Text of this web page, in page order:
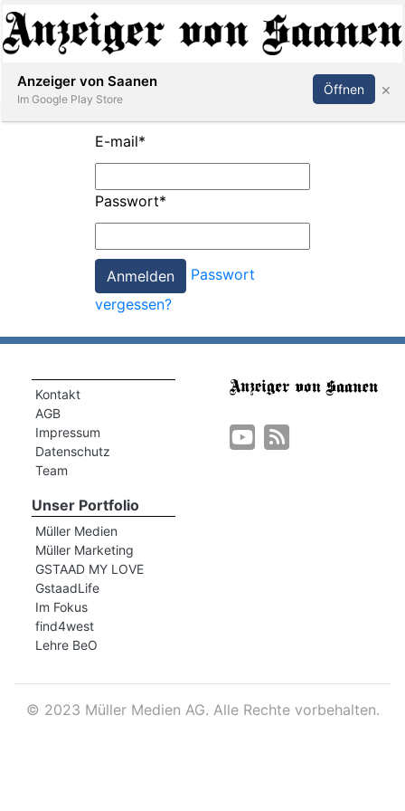
Abonnieren Anmelden
E-mail*
Passwort*
Passwort
vergessen?
Kontakt
AGB
Impressum
Datenschutz
Team
Unser Portfolio
Müller Medien
Müller Marketing
GSTAAD MY LOVE
GstaadLife
Im Fokus
find4west
Lehre BeO
© 2023 Müller Medien AG. Alle Rechte vorbehalten.
Anzeiger von Saanen
Im Google Play Store
Öffnen ×